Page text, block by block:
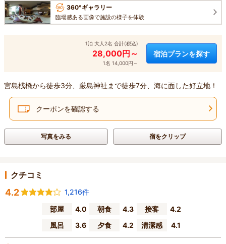
360°ギャラリー
臨場感ある画像で施設の様子を体験
1泊 大人2名 合計(税込)
28,000円～
1名 14,000円～
宿泊プランを探す
宮島桟橋から徒歩3分、厳島神社まで徒歩7分、海に面した好立地！
クーポンを確認する
写真をみる 宿をクリップ
クチコミ
4.2
1,216件
部屋
4.0 朝食 4.3 接客
4.2
風呂
3.6 夕食 4.2 清潔感 4.1